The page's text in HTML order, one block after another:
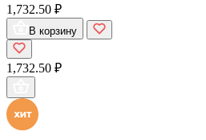
1,732.50 ₽
В корзину
1,732.50 ₽